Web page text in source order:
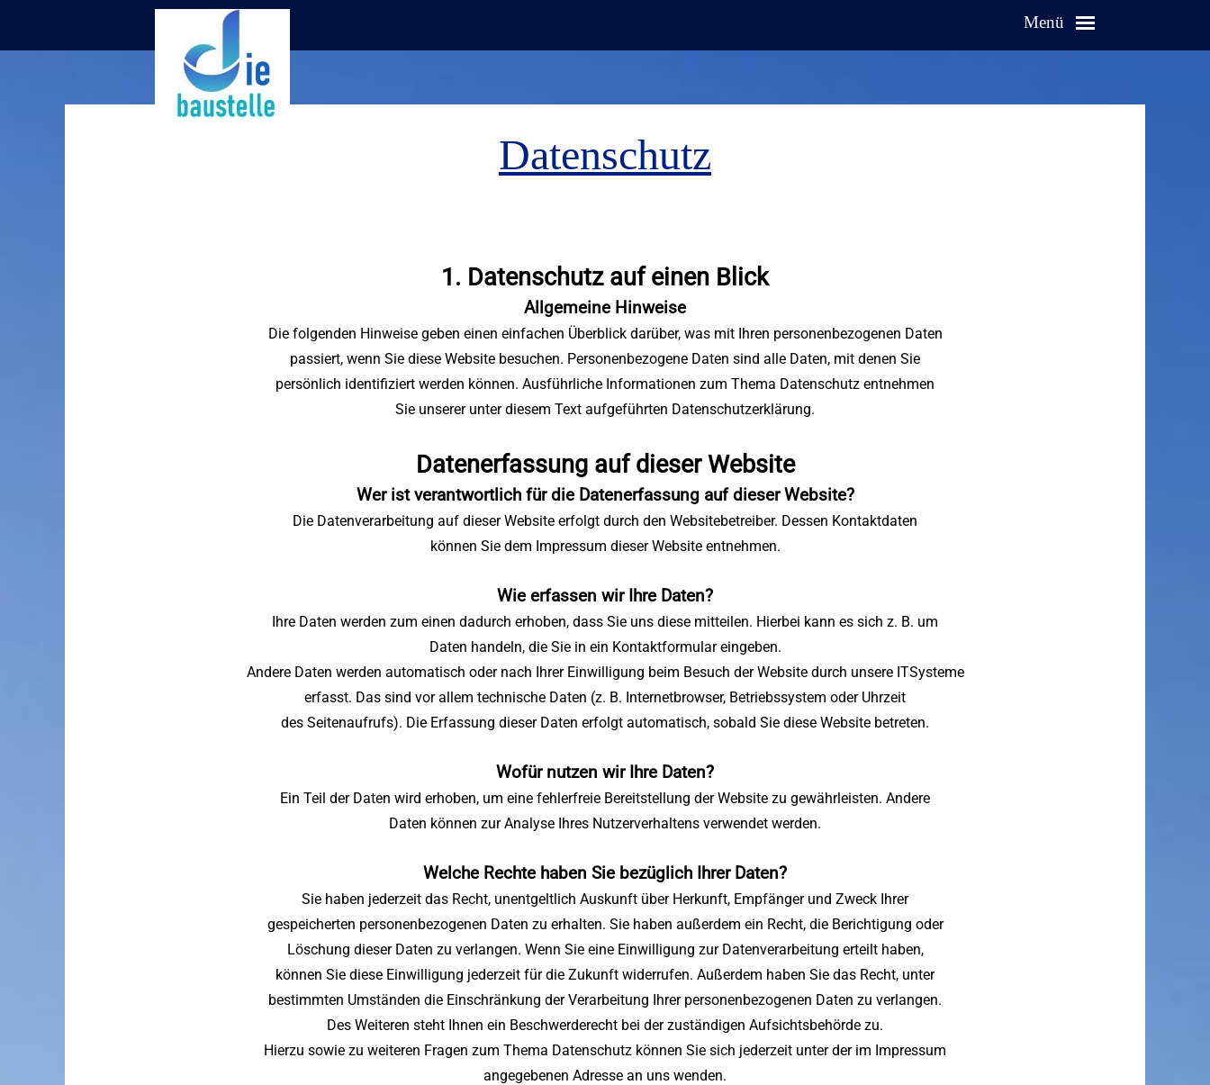
Menü
Datenschutz
1. Datenschutz auf einen Blick
Allgemeine Hinweise
Die folgenden Hinweise geben einen einfachen Überblick darüber, was mit Ihren personenbezogenen Daten
passiert, wenn Sie diese Website besuchen. Personenbezogene Daten sind alle Daten, mit denen Sie
persönlich identifiziert werden können. Ausführliche Informationen zum Thema Datenschutz entnehmen
Sie unserer unter diesem Text aufgeführten Datenschutzerklärung.
Datenerfassung auf dieser Website
Wer ist verantwortlich für die Datenerfassung auf dieser Website?
Die Datenverarbeitung auf dieser Website erfolgt durch den Websitebetreiber. Dessen Kontaktdaten
können Sie dem Impressum dieser Website entnehmen.
Wie erfassen wir Ihre Daten?
Ihre Daten werden zum einen dadurch erhoben, dass Sie uns diese mitteilen. Hierbei kann es sich z. B. um
Daten handeln, die Sie in ein Kontaktformular eingeben.
Andere Daten werden automatisch oder nach Ihrer Einwilligung beim Besuch der Website durch unsere ITSysteme
erfasst. Das sind vor allem technische Daten (z. B. Internetbrowser, Betriebssystem oder Uhrzeit
des Seitenaufrufs). Die Erfassung dieser Daten erfolgt automatisch, sobald Sie diese Website betreten.
Wofür nutzen wir Ihre Daten?
Ein Teil der Daten wird erhoben, um eine fehlerfreie Bereitstellung der Website zu gewährleisten. Andere
Daten können zur Analyse Ihres Nutzerverhaltens verwendet werden.
Welche Rechte haben Sie bezüglich Ihrer Daten?
Sie haben jederzeit das Recht, unentgeltlich Auskunft über Herkunft, Empfänger und Zweck Ihrer
gespeicherten personenbezogenen Daten zu erhalten. Sie haben außerdem ein Recht, die Berichtigung oder
Löschung dieser Daten zu verlangen. Wenn Sie eine Einwilligung zur Datenverarbeitung erteilt haben,
können Sie diese Einwilligung jederzeit für die Zukunft widerrufen. Außerdem haben Sie das Recht, unter
bestimmten Umständen die Einschränkung der Verarbeitung Ihrer personenbezogenen Daten zu verlangen.
Des Weiteren steht Ihnen ein Beschwerderecht bei der zuständigen Aufsichtsbehörde zu.
Hierzu sowie zu weiteren Fragen zum Thema Datenschutz können Sie sich jederzeit unter der im Impressum
angegebenen Adresse an uns wenden.